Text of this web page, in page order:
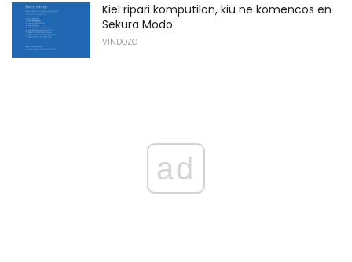
Kiel ripari komputilon, kiu ne komencos en
Sekura Modo
VINDOZO
ad